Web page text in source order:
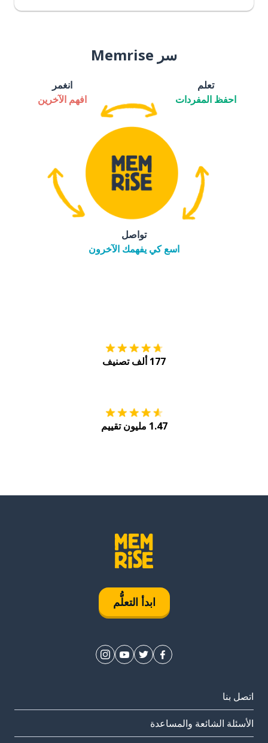
سر Memrise
تعلم
احفظ المفردات
انغمر
افهم الآخرين
تواصل
اسع كي يفهمك الآخرون
177 ألف تصنيف
1.47 مليون تقييم
ابدأ التعلُّم
اتصل بنا
الأسئلة الشائعة والمساعدة